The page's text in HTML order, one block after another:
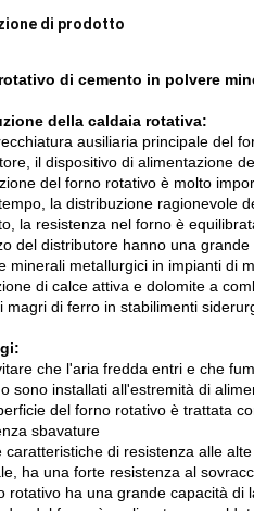
di prodotto
di cemento in polvere
della caldaia rotativa:
ausiliaria principale del
il dispositivo di alimentazione
del forno rotativo è molto
la distribuzione ragionevole
la resistenza nel forno è
del distributore hanno una
minerali metallurgici in impianti di
di calce attiva e dolomite a
magri di ferro in stabilimenti
che l'aria fredda entri e che
sono installati all'estremità di
del forno rotativo è trattata
sbavature
caratteristiche di resistenza alle
ha una forte resistenza al
rotativo ha una grande capacità di